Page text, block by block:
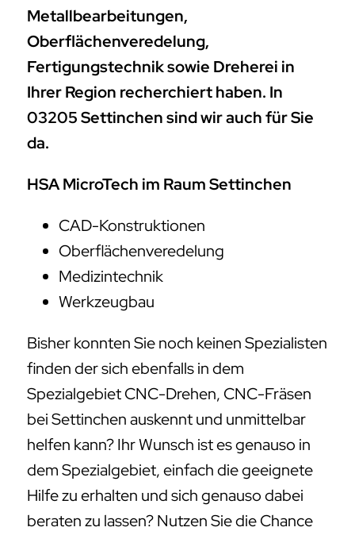
Metallbearbeitungen,
Oberflächenveredelung,
Fertigungstechnik sowie Dreherei in
Ihrer Region recherchiert haben. In
03205 Settinchen sind wir auch für Sie
da.
HSA MicroTech im Raum Settinchen
CAD-Konstruktionen
Oberflächenveredelung
Medizintechnik
Werkzeugbau
Bisher konnten Sie noch keinen Spezialisten
finden der sich ebenfalls in dem
Spezialgebiet CNC-Drehen, CNC-Fräsen
bei Settinchen auskennt und unmittelbar
helfen kann? Ihr Wunsch ist es genauso in
dem Spezialgebiet, einfach die geeignete
Hilfe zu erhalten und sich genauso dabei
beraten zu lassen? Nutzen Sie die Chance